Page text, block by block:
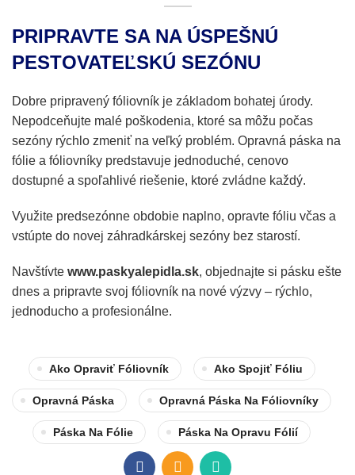
PRIPRAVTE SA NA ÚSPEŠNÚ
PESTOVATEĽSKÚ SEZÓNU
Dobre pripravený fóliovník je základom bohatej úrody.
Nepodceňujte malé poškodenia, ktoré sa môžu počas
sezóny rýchlo zmeniť na veľký problém. Opravná páska na
fólie a fóliovníky predstavuje jednoduché, cenovo
dostupné a spoľahlivé riešenie, ktoré zvládne každý.
Využite predsezónne obdobie naplno, opravte fóliu včas a
vstúpte do novej záhradkárskej sezóny bez starostí.
Navštívte www.paskyalepidla.sk, objednajte si pásku ešte
dnes a pripravte svoj fóliovník na nové výzvy – rýchlo,
jednoducho a profesionálne.
Ako Opraviť Fóliovník Ako Spojiť Fóliu
Opravná Páska Opravná Páska Na Fóliovníky
Páska Na Fólie Páska Na Opravu Fólií